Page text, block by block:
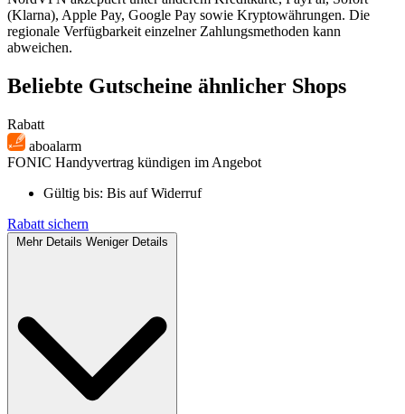
(Klarna), Apple Pay, Google Pay sowie Kryptowährungen. Die
regionale Verfügbarkeit einzelner Zahlungsmethoden kann
abweichen.
Beliebte Gutscheine ähnlicher Shops
Rabatt
aboalarm
FONIC Handyvertrag kündigen im Angebot
Gültig bis: Bis auf Widerruf
Rabatt sichern
Mehr Details Weniger Details